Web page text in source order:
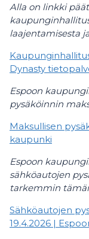
Alla on linkki
laajentamisesta
Dynasty
Espoon
pysäköinnin
Maksullisen
kaupunki
Espoon
sähköautojen
tarkemmin
Sähköautojen
19.4.2026 |